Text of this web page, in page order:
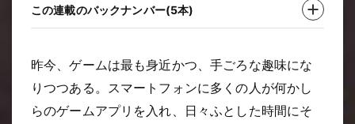
この連載のバックナンバー(5本)
昨今、ゲームは最も身近かつ、手ごろな趣味にな
りつつある。スマートフォンに多くの人が何かし
らのゲームアプリを入れ、日々ふとした時間にそ